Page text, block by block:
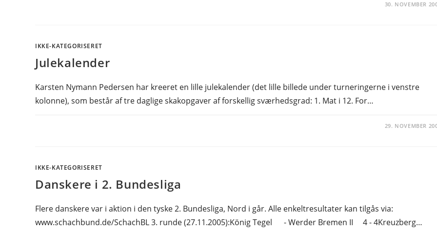
30. NOVEMBER
IKKE-KATEGORISERET
Julekalender
Karsten Nymann Pedersen har kreeret en lille julekalender (det lille billede under turneringerne i venstre
kolonne), som består af tre daglige skakopgaver af forskellig sværhedsgrad: 1. Mat i 12. For…
29. NOVEMBER
IKKE-KATEGORISERET
Danskere i 2. Bundesliga
Flere danskere var i aktion i den tyske 2. Bundesliga, Nord i går. Alle enkeltresultater kan tilgås via:
www.schachbund.de/SchachBL 3. runde (27.11.2005):König Tegel - Werder Bremen II 4 - 4Kreuzberg…